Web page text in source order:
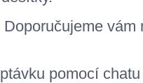
vám
pomocí